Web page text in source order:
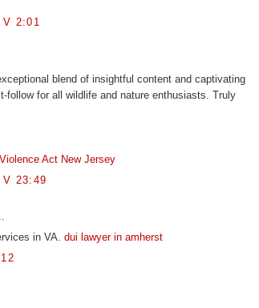
2:01
blend of insightful content and captivating
follow for all wildlife and nature enthusiasts. Truly
Act New Jersey
V 23:49
in VA. dui lawyer in amherst